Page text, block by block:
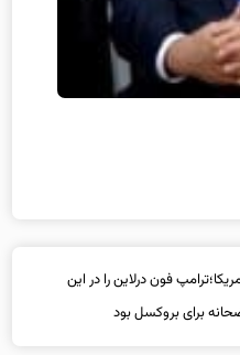
برای بروکسل بود